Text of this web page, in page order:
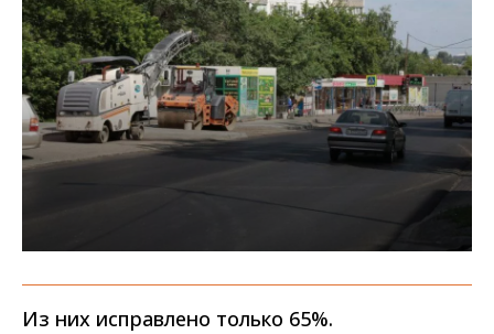
Из них исправлено только 65%.